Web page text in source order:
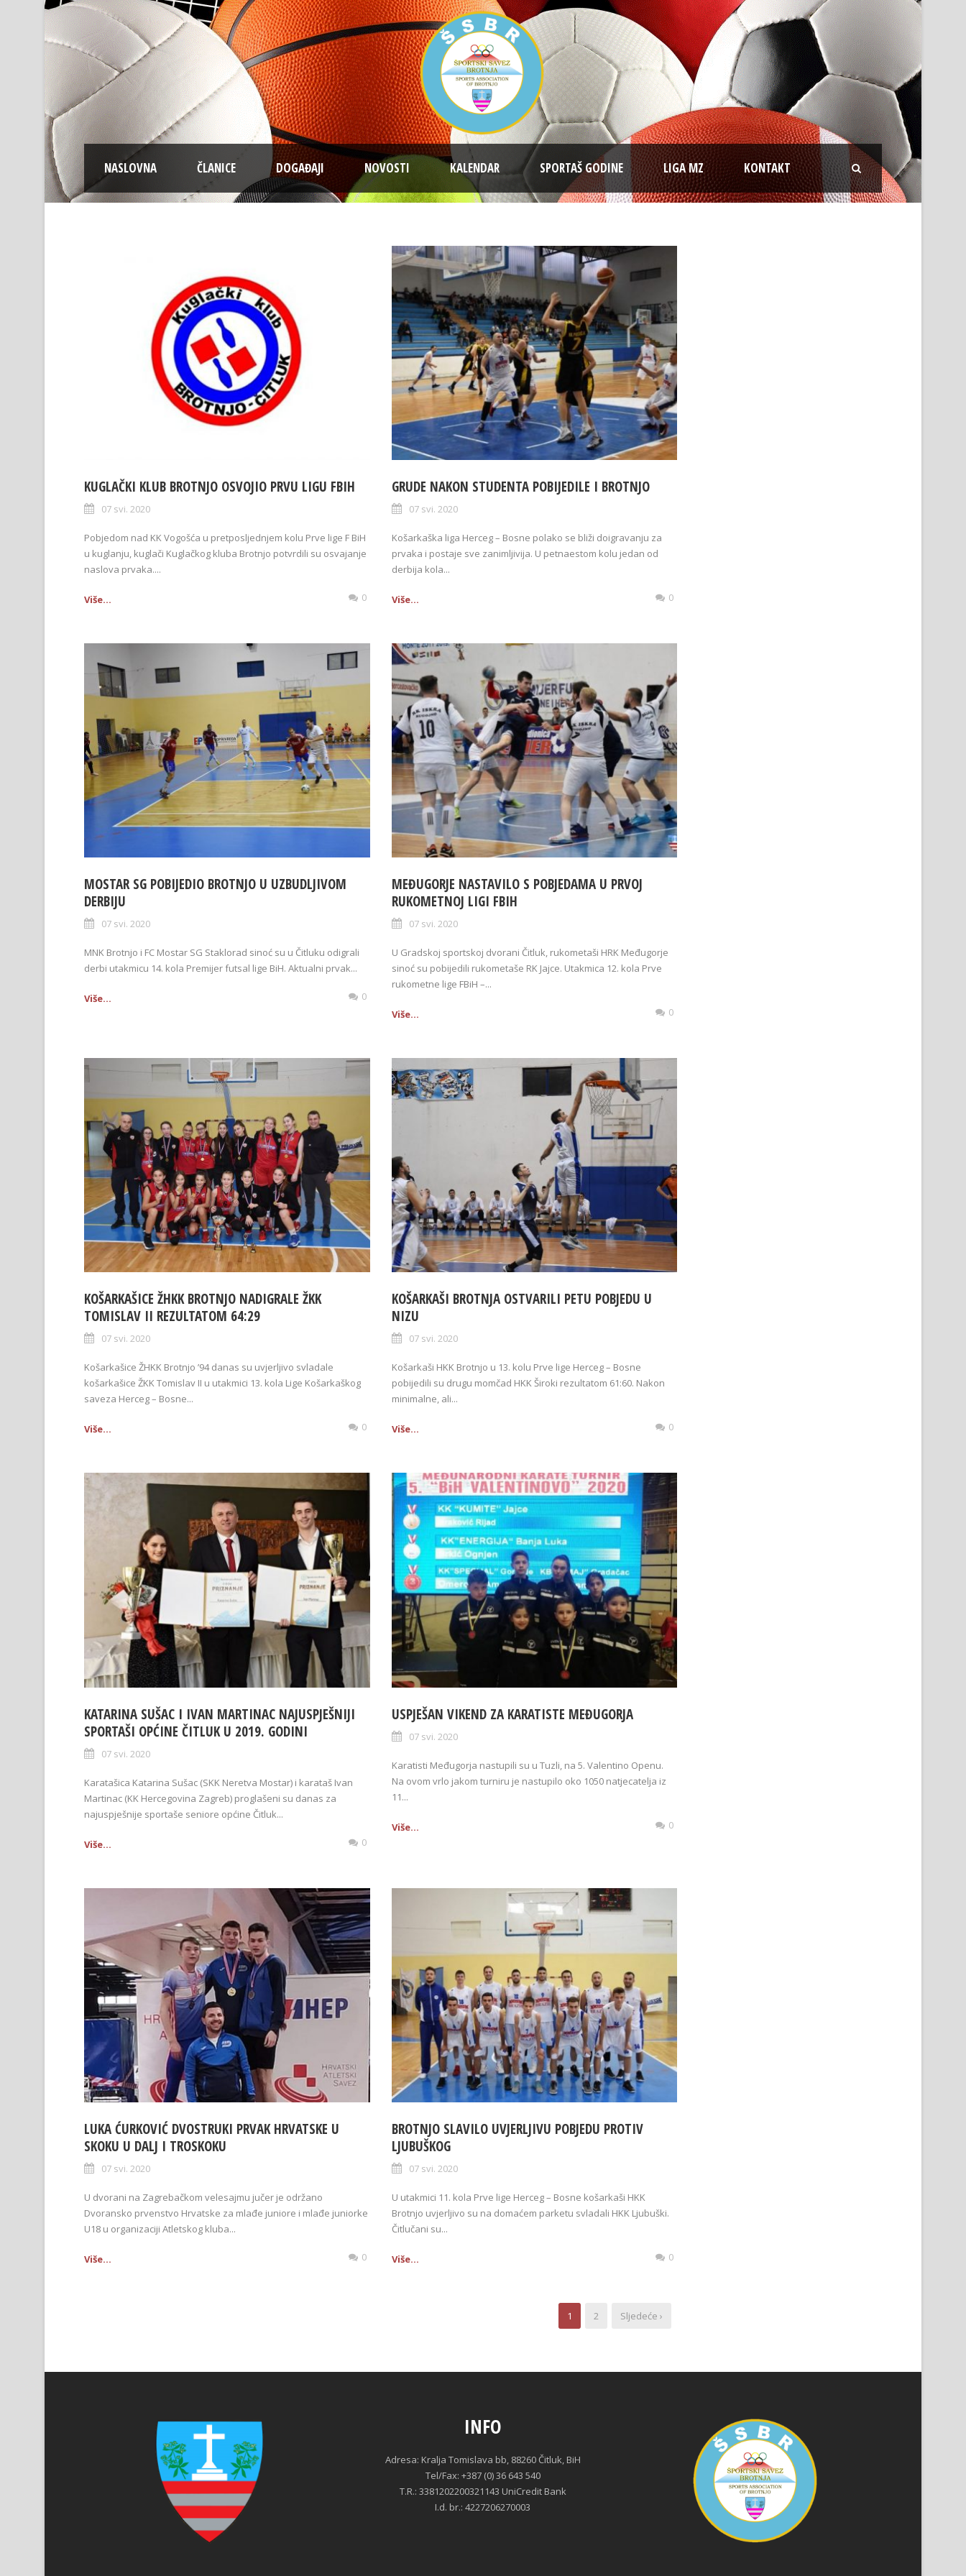
NASLOVNA ČLANICE DOGAĐAJI NOVOSTI KALENDAR SPORTAŠ GODINE LIGA MZ KONTAKT
KUGLAČKI KLUB BROTNJO OSVOJIO PRVU LIGU FBIH
07 svi. 2020
Pobjedom nad KK Vogošća u pretposljednjem kolu Prve lige F BiH
u kuglanju, kuglači Kuglačkog kluba Brotnjo potvrdili su osvajanje
naslova prvaka....
Više... 0
GRUDE NAKON STUDENTA POBIJEDILE I BROTNJO
07 svi. 2020
Košarkaška liga Herceg – Bosne polako se bliži doigravanju za
prvaka i postaje sve zanimljivija. U petnaestom kolu jedan od
derbija kola...
Više... 0
MOSTAR SG POBIJEDIO BROTNJO U UZBUDLJIVOM
DERBIJU
07 svi. 2020
MNK Brotnjo i FC Mostar SG Staklorad sinoć su u Čitluku odigrali
derbi utakmicu 14. kola Premijer futsal lige BiH. Aktualni prvak...
Više... 0
MEĐUGORJE NASTAVILO S POBJEDAMA U PRVOJ
RUKOMETNOJ LIGI FBIH
07 svi. 2020
U Gradskoj sportskoj dvorani Čitluk, rukometaši HRK Međugorje
sinoć su pobijedili rukometaše RK Jajce. Utakmica 12. kola Prve
rukometne lige FBiH –...
Više... 0
KOŠARKAŠICE ŽHKK BROTNJO NADIGRALE ŽKK
TOMISLAV II REZULTATOM 64:29
07 svi. 2020
Košarkašice ŽHKK Brotnjo ’94 danas su uvjerljivo svladale
košarkašice ŽKK Tomislav II u utakmici 13. kola Lige Košarkaškog
saveza Herceg – Bosne...
Više... 0
KOŠARKAŠI BROTNJA OSTVARILI PETU POBJEDU U
NIZU
07 svi. 2020
Košarkaši HKK Brotnjo u 13. kolu Prve lige Herceg – Bosne
pobijedili su drugu momčad HKK Široki rezultatom 61:60. Nakon
minimalne, ali...
Više... 0
KATARINA SUŠAC I IVAN MARTINAC NAJUSPJEŠNIJI
SPORTAŠI OPĆINE ČITLUK U 2019. GODINI
07 svi. 2020
Karatašica Katarina Sušac (SKK Neretva Mostar) i karataš Ivan
Martinac (KK Hercegovina Zagreb) proglašeni su danas za
najuspješnije sportaše seniore općine Čitluk...
Više... 0
USPJEŠAN VIKEND ZA KARATISTE MEĐUGORJA
07 svi. 2020
Karatisti Međugorja nastupili su u Tuzli, na 5. Valentino Openu.
Na ovom vrlo jakom turniru je nastupilo oko 1050 natjecatelja iz
11...
Više... 0
LUKA ĆURKOVIĆ DVOSTRUKI PRVAK HRVATSKE U
SKOKU U DALJ I TROSKOKU
07 svi. 2020
U dvorani na Zagrebačkom velesajmu jučer je održano
Dvoransko prvenstvo Hrvatske za mlađe juniore i mlađe juniorke
U18 u organizaciji Atletskog kluba...
Više... 0
BROTNJO SLAVILO UVJERLJIVU POBJEDU PROTIV
LJUBUŠKOG
07 svi. 2020
U utakmici 11. kola Prve lige Herceg – Bosne košarkaši HKK
Brotnjo uvjerljivo su na domaćem parketu svladali HKK Ljubuški.
Čitlučani su...
Više... 0
1 2 Sljedeće ›
INFO
Adresa: Kralja Tomislava bb, 88260 Čitluk, BiH
Tel/Fax: +387 (0) 36 643 540
T.R.: 3381202200321143 UniCredit Bank
I.d. br.: 4227206270003